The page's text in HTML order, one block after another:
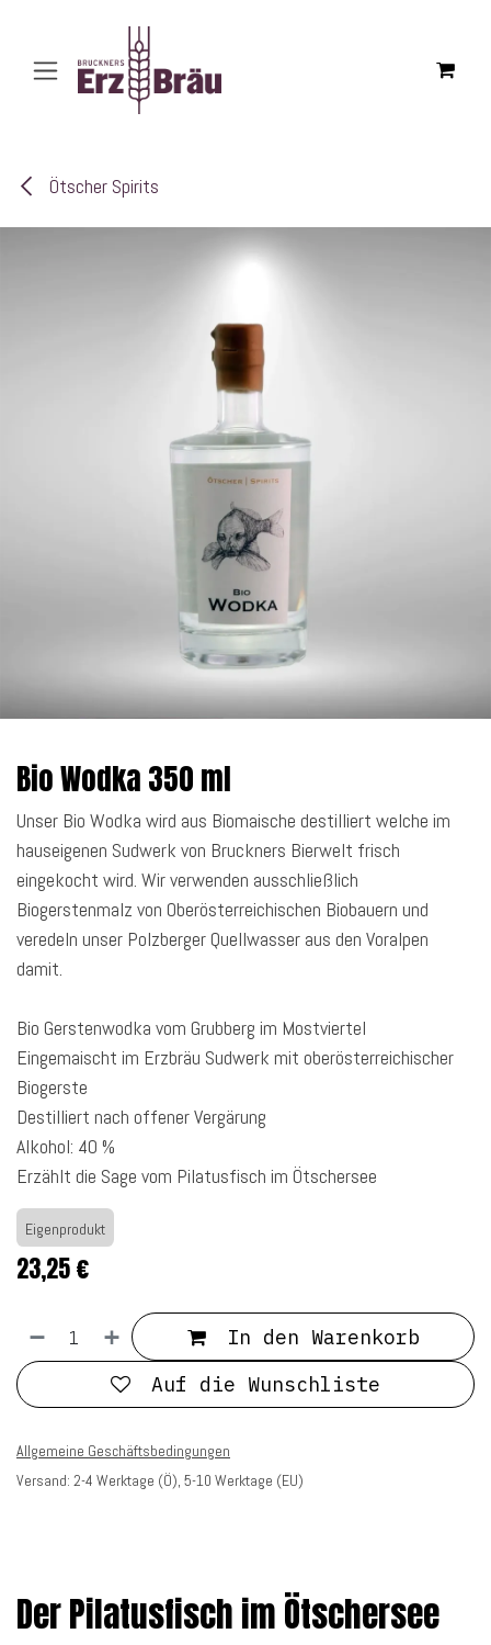
Ötscher Spirits
Bio Wodka 350 ml
Unser Bio Wodka wird aus Biomaische destilliert welche im
hauseigenen Sudwerk von Bruckners Bierwelt frisch
eingekocht wird. Wir verwenden ausschließlich
Biogerstenmalz von Oberösterreichischen Biobauern und
veredeln unser Polzberger Quellwasser aus den Voralpen
damit.
Bio Gerstenwodka vom Grubberg im Mostviertel
Eingemaischt im Erzbräu Sudwerk mit oberösterreichischer
Biogerste
Destilliert nach offener Vergärung
Alkohol: 40 %
Erzählt die Sage vom Pilatusfisch im Ötschersee
Eigenprodukt
23,25€
In den Warenkorb
Auf die Wunschliste
Allgemeine Geschäftsbedingungen
Versand: 2-4 Werktage (Ö), 5-10 Werktage (EU)
Der Pilatusfisch im Ötschersee